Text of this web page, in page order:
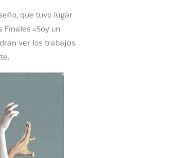
que tuvo lugar
Finales «Soy un
ver los trabajos